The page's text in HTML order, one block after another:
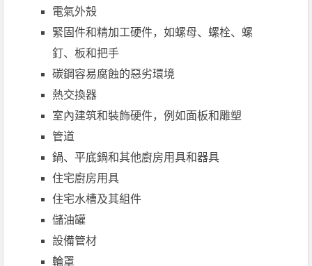
電氣外殼
緊固件和精加工硬件，如螺母、螺栓、螺
釘、板和把手
碳鋼容易腐蝕的惡劣環境
熱交換器
室內建筑和裝飾硬件，例如面板和雕塑
管道
鍋、平底鍋和其他廚房用具和器具
住宅廚房用具
住宅水槽及其組件
儲油罐
設備管材
輪罩